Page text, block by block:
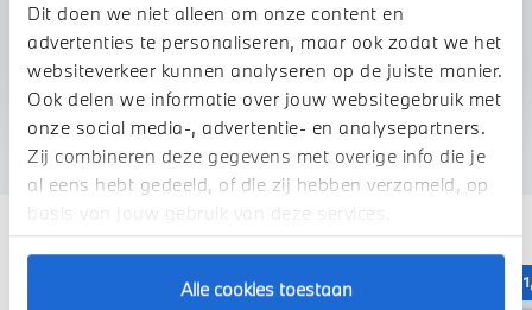
Dit doen we niet alleen om onze content en
advertenties te personaliseren, maar ook zodat we het
websiteverkeer kunnen analyseren op de juiste manier.
Ook delen we informatie over jouw websitegebruik met
onze social media-, advertentie- en analysepartners.
Zij combineren deze gegevens met overige info die je
al eens hebt gedeeld, of die zij hebben verzameld, op
basis van jouw gebruik van deze services.
Alle cookies toestaan
U vertelt meer over uw auto
We verrekenen de waarde van uw auto
Deze zijn vergelijkbaar